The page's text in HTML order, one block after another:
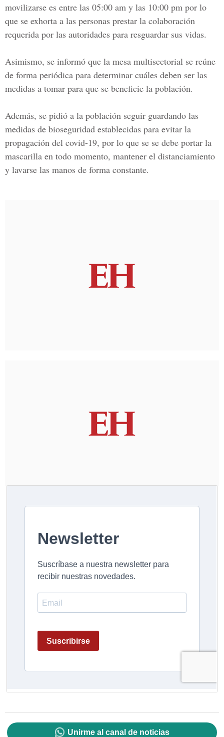
movilizarse es entre las 05:00 am y las 10:00 pm por lo
que se exhorta a las personas prestar la colaboración
requerida por las autoridades para resguardar sus vidas.
Asimismo, se informó que la mesa multisectorial se reúne
de forma periódica para determinar cuáles deben ser las
medidas a tomar para que se beneficie la población.
Además, se pidió a la población seguir guardando las
medidas de bioseguridad establecidas para evitar la
propagación del covid-19, por lo que se se debe portar la
mascarilla en todo momento, mantener el distanciamiento
y lavarse las manos de forma constante.
Unirme al canal de noticias